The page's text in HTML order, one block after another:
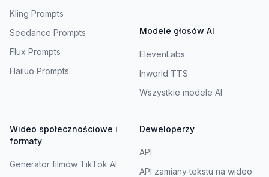
Kling Prompts
Seedance Prompts
Flux Prompts
Hailuo Prompts
Modele głosów AI
ElevenLabs
Inworld TTS
Wszystkie modele AI
Wideo społecznościowe i
formaty
Generator filmów TikTok AI
Deweloperzy
API
API zamiany tekstu na wideo